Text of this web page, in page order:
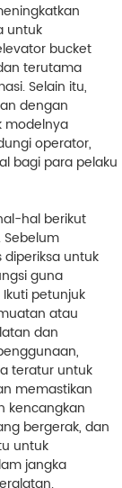
untuk
bucket
terutama
Selain itu,
dengan
modelnya
operator,
bagi para pelaku
hal berikut
untuk
guna
petunjuk
atau
dan
teratur untuk
memastikan
kencangkan
bergerak, dan
untuk
jangka